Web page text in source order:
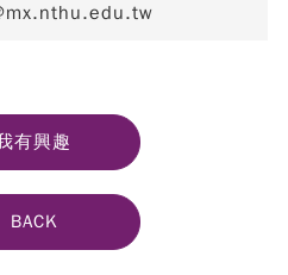
有興趣
BACK